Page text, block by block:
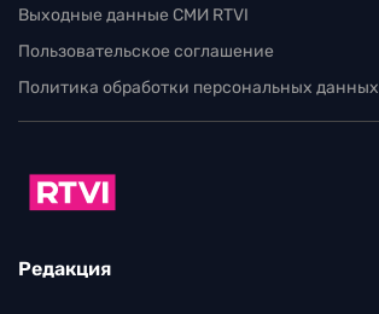
Выходные данные СМИ RTVI
Пользовательское соглашение
Политика обработки персональных данных
Редакция